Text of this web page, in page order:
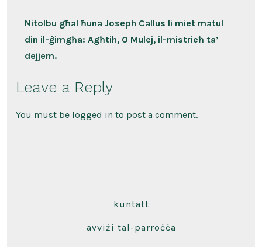
Nitolbu għal ħuna Joseph Callus li miet matul
din il-ġimgħa: Agħtih, O Mulej, il-mistrieħ ta’
dejjem.
Leave a Reply
You must be logged in to post a comment.
kuntatt
avviżi tal-parroċċa